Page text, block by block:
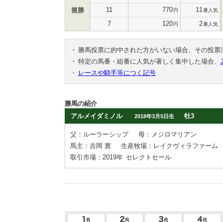
複勝 11 770円 11 番人気
7 120円 2番人気
・
勝馬投票に的中された方がいない場合、その投
・ 特定の馬番・組番に人気が著しく集中した場合、
・
レースや騎手等につく記号
勝馬の紹介
アルメイダミノル
2018年3月5日生 牡3
父：ルーラーシップ
母：メジロマリアン
馬主：吉岡 實
生産牧場：レイクヴィラファーム
取引市場：2019年 セレクトセール